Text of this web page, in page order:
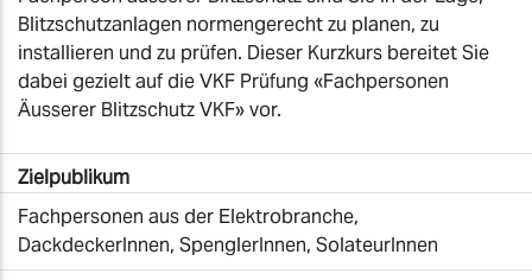
Blitzschutzanlagen normengerecht zu planen, zu
installieren und zu prüfen. Dieser Kurzkurs bereitet Sie
dabei gezielt auf die VKF Prüfung «Fachpersonen
Äusserer Blitzschutz VKF» vor.
Zielpublikum
Fachpersonen aus der Elektrobranche,
DackdeckerInnen, SpenglerInnen, SolateurInnen